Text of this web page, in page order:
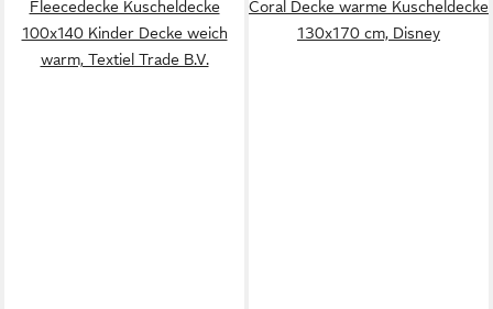
Fleecedecke Kuscheldecke
100x140 Kinder Decke weich
warm, Textiel Trade B.V.
Coral Decke warme Kuscheldecke
130x170 cm, Disney